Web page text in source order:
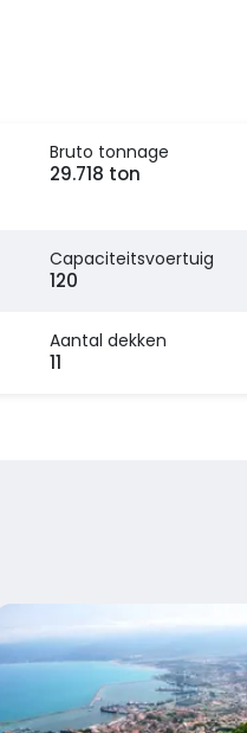
Bruto tonnage
29.718 ton
Capaciteitsvoertuig
120
Aantal dekken
11